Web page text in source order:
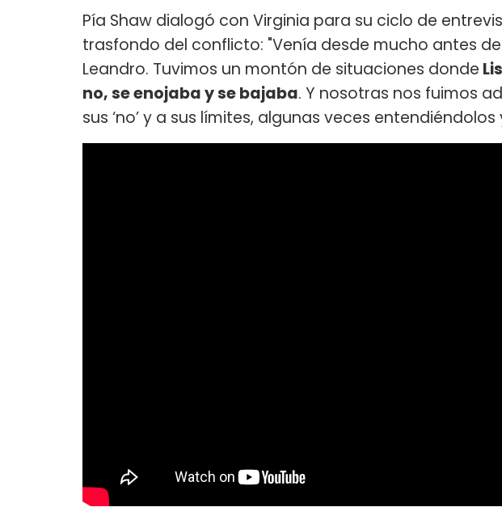
Pía Shaw dialogó con Virginia para su ciclo de
trasfondo del conflicto: "Venía desde mucho antes
Leandro. Tuvimos un montón de situaciones donde
no, se enojaba y se bajaba. Y nosotras nos fuimos
sus ‘no’ y a sus límites, algunas veces entendiéndolos